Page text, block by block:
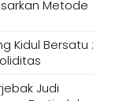
Metode
Kidul Bersatu :
Judi